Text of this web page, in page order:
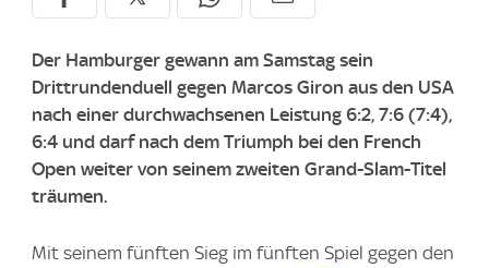
Der Hamburger gewann am Samstag sein
Drittrundenduell gegen Marcos Giron aus den USA
nach einer durchwachsenen Leistung 6:2, 7:6 (7:4),
6:4 und darf nach dem Triumph bei den French
Open weiter von seinem zweiten Grand-Slam-Titel
träumen.
Mit seinem fünften Sieg im fünften Spiel gegen den